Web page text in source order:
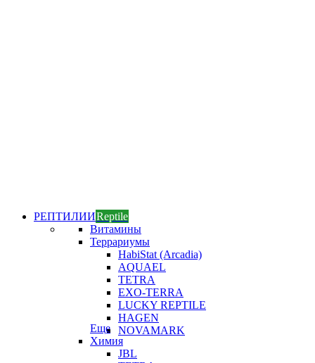
РЕПТИЛИИReptile
Витамины
Террариумы
HabiStat (Arcadia)
AQUAEL
TETRA
EXO-TERRA
LUCKY REPTILE
HAGEN
NOVAMARK
Еще
Химия
JBL